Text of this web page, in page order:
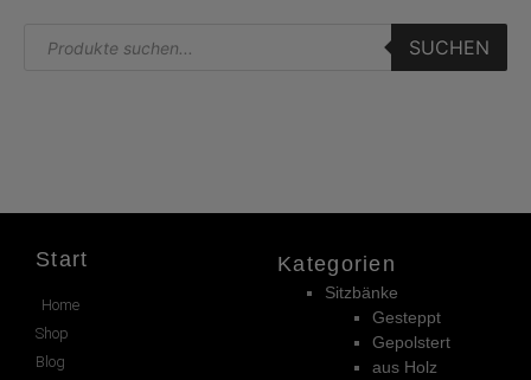
SUCHEN
Start
Home
Shop
Blog
Kategorien
Sitzbänke
Gesteppt
Gepolstert
aus Holz